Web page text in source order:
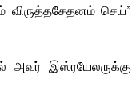
செய்”
அவர் இஸ்ரயேலருக்கு